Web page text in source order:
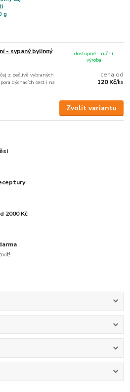
g
- sypaný bylinný
z pečlivě vybraných
dýchacích cest i na
cena od
120 Kč/ks
dostupné - ruční
výroba
Zvolit variantu
2000 Kč